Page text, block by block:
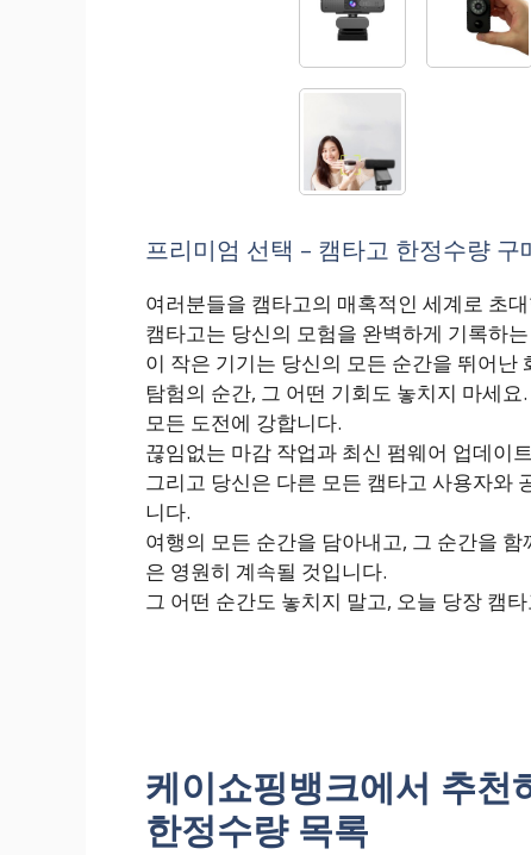
프리미엄 선택 – 캠타고 한정수량 구
여러분들을 캠타고의 매혹적인 세계로 초
캠타고는 당신의 모험을 완벽하게 기록하
이 작은 기기는 당신의 모든 순간을 뛰어난
탐험의 순간, 그 어떤 기회도 놓치지 마세
모든 도전에 강합니다.
끊임없는 마감 작업과 최신 펌웨어 업데이
그리고 당신은 다른 모든 캠타고 사용자와
니다.
여행의 모든 순간을 담아내고, 그 순간을
은 영원히 계속될 것입니다.
그 어떤 순간도 놓치지 말고, 오늘 당장 캠
케이쇼핑뱅크에서 추천
한정수량 목록